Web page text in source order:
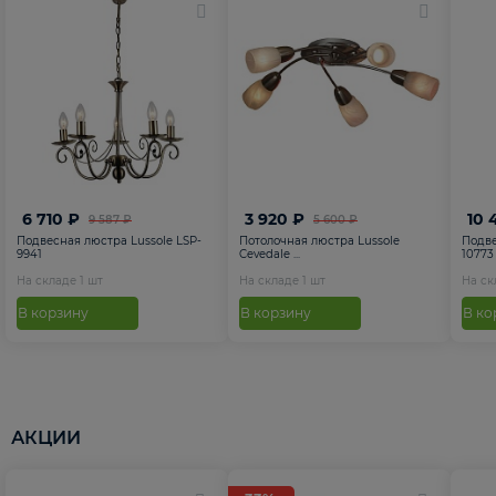
9 587 ₽
6 710 ₽
Подвесная люстра Lussole LSP-
9941
На складе 1 шт
В корзину
5 600 ₽
3 920 ₽
Потолочная люстра Lussole
Cevedale ...
На складе 1 шт
В корзину
10
10773
На
В
АКЦИИ